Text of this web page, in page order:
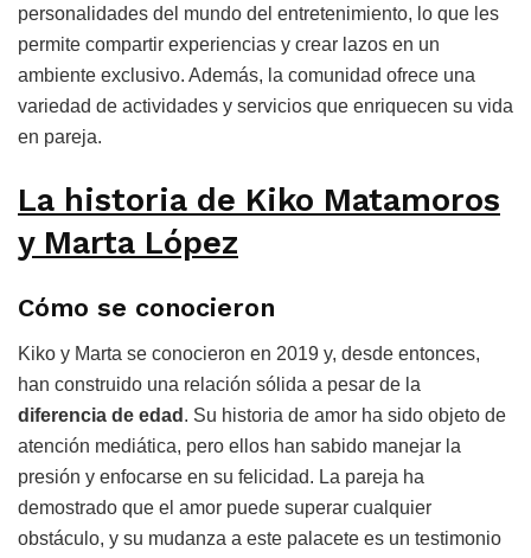
personalidades del mundo del entretenimiento, lo que les
permite compartir experiencias y crear lazos en un
ambiente exclusivo. Además, la comunidad ofrece una
variedad de actividades y servicios que enriquecen su vida
en pareja.
La historia de Kiko Matamoros
y Marta López
Cómo se conocieron
Kiko y Marta se conocieron en 2019 y, desde entonces,
han construido una relación sólida a pesar de la
diferencia de edad . Su historia de amor ha sido objeto de
atención mediática, pero ellos han sabido manejar la
presión y enfocarse en su felicidad. La pareja ha
demostrado que el amor puede superar cualquier
obstáculo, y su mudanza a este palacete es un testimonio